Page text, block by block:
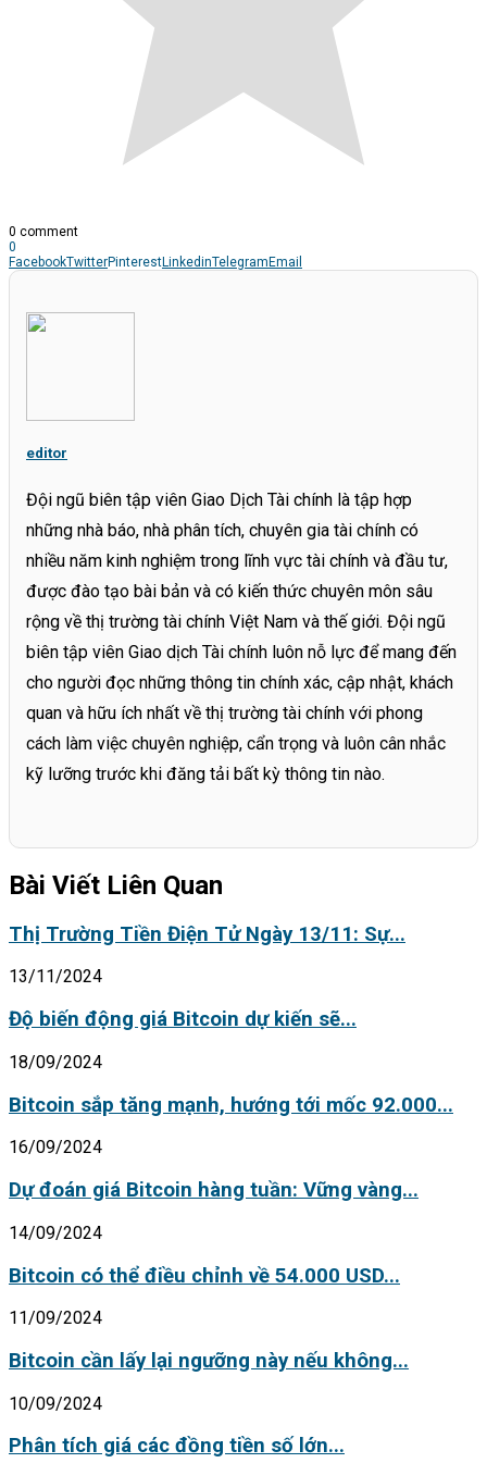
0 comment
0
FacebookTwitterPinterestLinkedinTelegramEmail
editor
Đội ngũ biên tập viên Giao Dịch Tài chính là tập hợp
những nhà báo, nhà phân tích, chuyên gia tài chính có
nhiều năm kinh nghiệm trong lĩnh vực tài chính và đầu tư,
được đào tạo bài bản và có kiến thức chuyên môn sâu
rộng về thị trường tài chính Việt Nam và thế giới. Đội ngũ
biên tập viên Giao dịch Tài chính luôn nỗ lực để mang đến
cho người đọc những thông tin chính xác, cập nhật, khách
quan và hữu ích nhất về thị trường tài chính với phong
cách làm việc chuyên nghiệp, cẩn trọng và luôn cân nhắc
kỹ lưỡng trước khi đăng tải bất kỳ thông tin nào.
Bài Viết Liên Quan
Thị Trường Tiền Điện Tử Ngày 13/11: Sự...
13/11/2024
Độ biến động giá Bitcoin dự kiến sẽ...
18/09/2024
Bitcoin sắp tăng mạnh, hướng tới mốc 92.000...
16/09/2024
Dự đoán giá Bitcoin hàng tuần: Vững vàng...
14/09/2024
Bitcoin có thể điều chỉnh về 54.000 USD...
11/09/2024
Bitcoin cần lấy lại ngưỡng này nếu không...
10/09/2024
Phân tích giá các đồng tiền số lớn...